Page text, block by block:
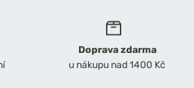
Doprava zdarma
u nákupu nad 1400 Kč